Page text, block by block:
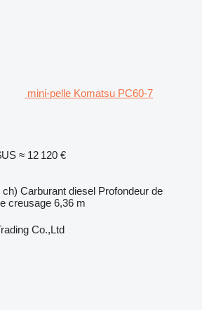
mini-pelle Komatsu PC60-7
≈ 12 120 €
ch) Carburant diesel Profondeur de
creusage 6,36 m
Co.,Ltd